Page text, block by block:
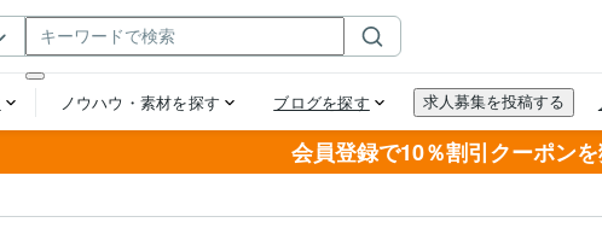
会員登録で10％割引クーポンを